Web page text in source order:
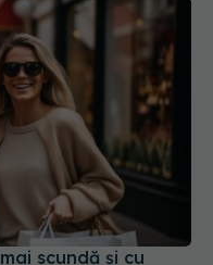
scundă și cu